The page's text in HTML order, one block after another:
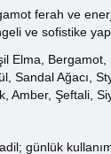
ferah ve
ve sofistike
Elma, Bergamot,
Sandal Ağacı,
Amber, Şeftali,
günlük